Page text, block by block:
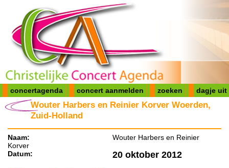
concertagenda concert aanmelden zoeken dagje uit
Wouter Harbers en Reinier Korver Woerden,
Zuid-Holland
Naam:
Wouter Harbers en Reinier
Korver
Datum:
20 oktober 2012